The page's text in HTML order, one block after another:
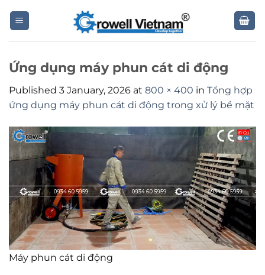
Ứng dụng máy phun cát di động
Published 3 January, 2026 at 800 × 400 in Tổng hợp
ứng dụng máy phun cát di động trong xử lý bề mặt
Máy phun cát di động